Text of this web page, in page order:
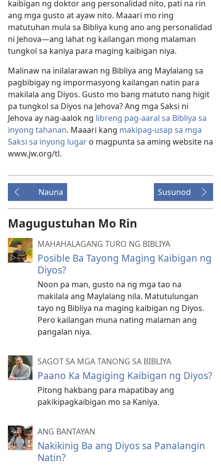
kaibigan ng doktor ang personalidad nito, pati na rin
ang mga gusto at ayaw nito. Maaari mo ring
matutuhan mula sa Bibliya kung ano ang personalidad
ni Jehova—ang lahat ng kailangan mong malaman
tungkol sa kaniya para maging kaibigan niya.
Malinaw na inilalarawan ng Bibliya ang Maylalang sa
pagbibigay ng impormasyong kailangan natin para
makilala ang Diyos. Gusto mo bang matuto nang higit
pa tungkol sa Diyos na Jehova? Ang mga Saksi ni
Jehova ay nag-aalok ng libreng pag-aaral sa Bibliya sa
inyong tahanan. Maaari kang makipag-usap sa mga
Saksi sa inyong lugar o magpunta sa aming website na
www.jw.org/tl.
Nauna Susunod
Magugustuhan Mo Rin
MAHAHALAGANG TURO NG BIBLIYA
Posible Ba Tayong Maging Kaibigan ng
Diyos?
Noon pa man, gusto na ng mga tao na
makilala ang Maylalang nila. Matutulungan
tayo ng Bibliya na maging kaibigan ng Diyos.
Pero kailangan muna nating malaman ang
pangalan niya.
SAGOT SA MGA TANONG SA BIBLIYA
Paano Ka Magiging Kaibigan ng Diyos?
Pitong hakbang para mapatibay ang
pakikipagkaibigan mo sa Kaniya.
ANG BANTAYAN
Nakikinig Ba ang Diyos sa Panalangin
Natin?